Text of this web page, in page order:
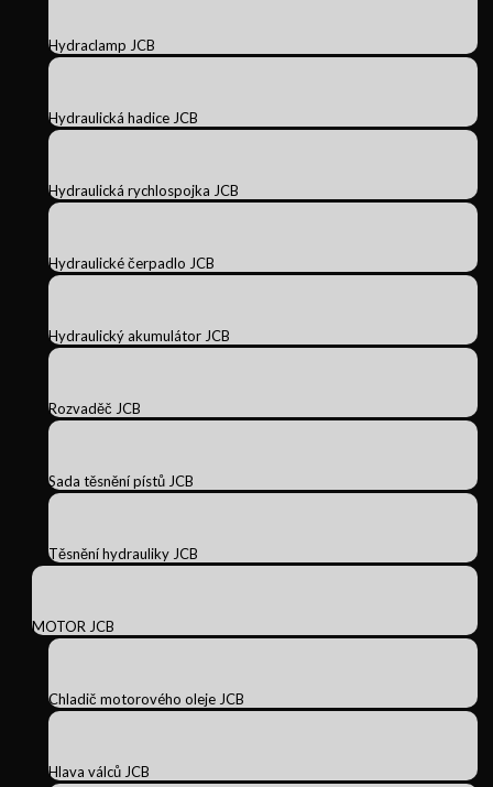
Hydraclamp JCB
Hydraulická hadice JCB
Hydraulická rychlospojka JCB
Hydraulické čerpadlo JCB
Hydraulický akumulátor JCB
Rozvaděč JCB
Sada těsnění pístů JCB
Těsnění hydrauliky JCB
MOTOR JCB
Chladič motorového oleje JCB
Hlava válců JCB